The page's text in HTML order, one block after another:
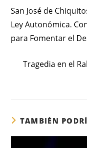
San José de
Ley Autonómica.
para Fomentar el
Tragedia en el
TAMBIÉN